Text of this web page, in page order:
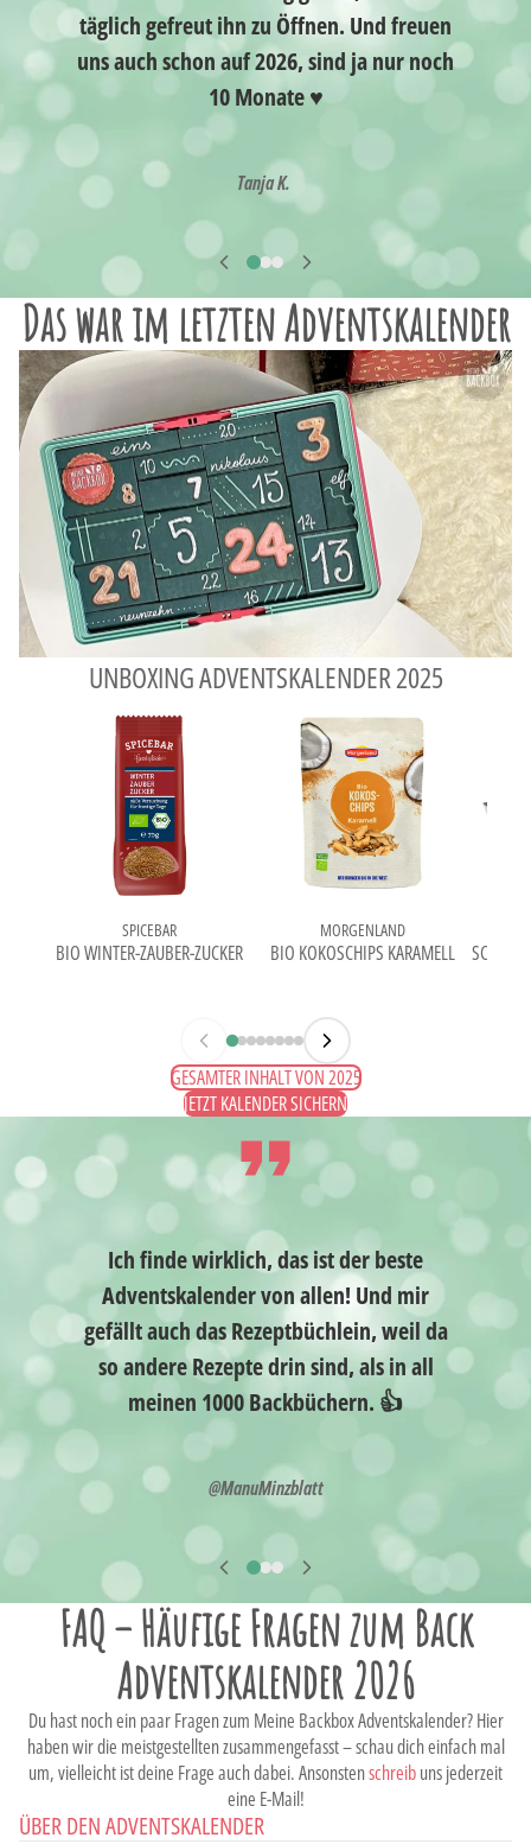
täglich gefreut ihn zu Öffnen. Und freuen
uns auch schon auf 2026, sind ja nur noch
10 Monate ♥️
Tanja K.
Das war im letzten Adventskalender
UNBOXING ADVENTSKALENDER 2025
SPICEBAR
BIO WINTER-ZAUBER-ZUCKER
MORGENLAND
BIO KOKOSCHIPS KARAMELL
GESAMTER INHALT VON 2025
JETZT KALENDER SICHERN
Ich finde wirklich, das ist der beste
Adventskalender von allen! Und mir
gefällt auch das Rezeptbüchlein, weil da
so andere Rezepte drin sind, als in all
meinen 1000 Backbüchern. 👍
@ManuMinzblatt
FAQ – Häufige Fragen zum Back
Adventskalender 2026
Du hast noch ein paar Fragen zum Meine Backbox Adventskalender? Hier
haben wir die meistgestellten zusammengefasst – schau dich einfach mal
um, vielleicht ist deine Frage auch dabei. Ansonstenschreibuns jederzeit
eine E-Mail!
ÜBER DEN ADVENTSKALENDER